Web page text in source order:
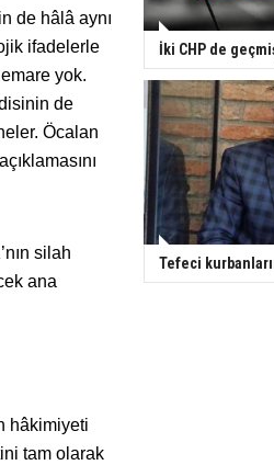
de hâlâ aynı
ifadelerle
yok.
de
Öcalan
silah
ana
hâkimiyeti
tam olarak
İki CHP de
Tefeci